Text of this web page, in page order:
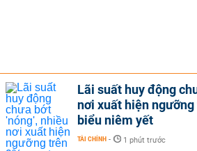
Lãi suất huy động
nơi xuất hiện ngưỡng
biểu niêm yết
TÀI CHÍNH - 1 phút trước